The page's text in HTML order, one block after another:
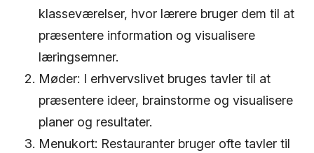
klasseværelser, hvor lærere bruger dem til at
præsentere information og visualisere
læringsemner.
Møder: I erhvervslivet bruges tavler til at
præsentere ideer, brainstorme og visualisere
planer og resultater.
Menukort: Restauranter bruger ofte tavler til